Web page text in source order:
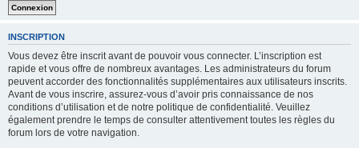
INSCRIPTION
Vous devez être inscrit avant de pouvoir vous connecter. L’inscription est
rapide et vous offre de nombreux avantages. Les administrateurs du forum
peuvent accorder des fonctionnalités supplémentaires aux utilisateurs inscrits.
Avant de vous inscrire, assurez-vous d’avoir pris connaissance de nos
conditions d’utilisation et de notre politique de confidentialité. Veuillez
également prendre le temps de consulter attentivement toutes les règles du
forum lors de votre navigation.